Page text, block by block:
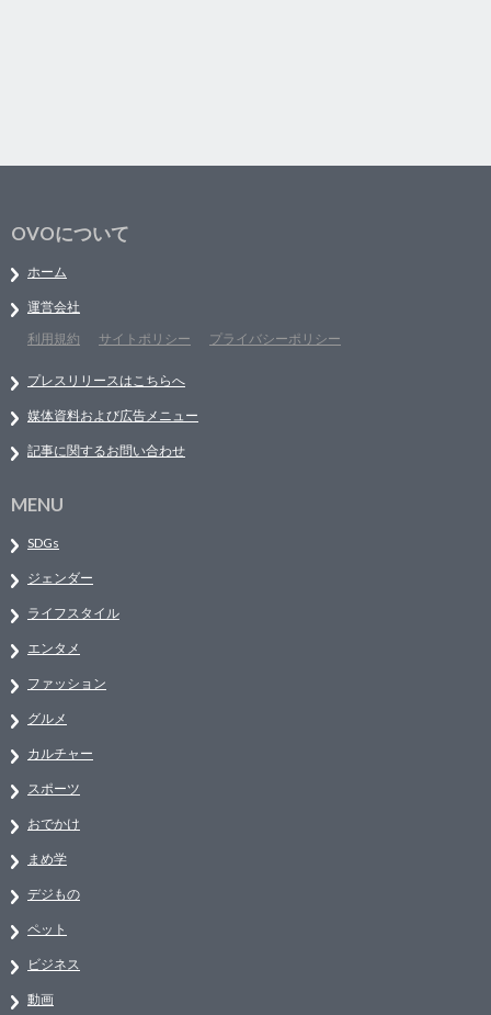
OVOについて
ホーム
運営会社
利用規約
サイトポリシー プライバシーポリシー
プレスリリースはこちらへ
媒体資料および広告メニュー
記事に関するお問い合わせ
MENU
SDGs
ジェンダー
ライフスタイル
エンタメ
ファッション
グルメ
カルチャー
スポーツ
おでかけ
まめ学
デジもの
ペット
ビジネス
動画